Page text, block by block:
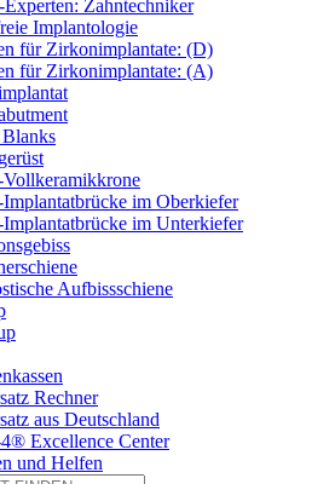
Experten: Zahntechniker
Implantologie
für Zirkonimplantate: (D)
für Zirkonimplantate: (A)
im Oberkiefer
im Unterkiefer
Aufbissschiene
Rechner
aus Deutschland
Excellence Center
und Helfen